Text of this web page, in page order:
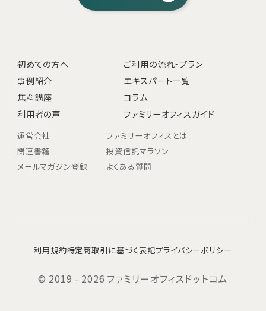
初めての方へ
ご利用の流れ・プラン
事例紹介
エキスパート一覧
無料講座
コラム
利用者の声
ファミリーオフィスガイド
運営会社
ファミリーオフィスとは
関連書籍
投資信託マラソン
メールマガジン登録
よくある質問
利用規約特定商取引に基づく表記プライバシーポリシー
© 2019 - 2026 ファミリーオフィスドットコム